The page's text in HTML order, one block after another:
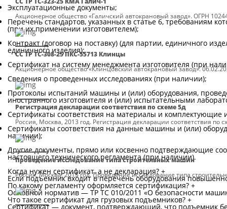
Акционерное общество «Галичский автокрановый завод». ОГРН
СС ТР ТС-308-25 ПКС-55713 Клинцы
Акционерное общество «Клинцовский автокрановый завод».
Регистрация декларации соответствия по схеме 5д
Россия, Москва, 2013 год. Регистрация декларации соответствия по
Проведение исследование типа строительных машин
Россия, Москва, 2013 год. Проведение исследование типа
Эксплуатационные документы;
Перечень стандартов, указанных в статье 6, требованиям
(при их применении изготовителем);
Контракт (договор на поставку) (для партии, единичного
единичного изделия);
Сертификат на систему менеджмента изготовителя (при
Сведения о проведенных исследованиях (при наличии);
Протоколы испытаний машины и (или) оборудования,
иностранного изготовителя и (или) испытательными
Сертификаты соответствия на материалы и
Сертификаты соответствия на данные машины и (или)
наличии);
Другие документы, прямо или косвенно подтверждающие
настоящего технического регламента (при наличии).
Когда нужен сертификат, а не декларация? +
Если подъемник входит в перечень оборудования
По какому регламенту оформляется сертификация? +
Основной норматив — ТР ТС 010/2011 «О безопасности
Что такое сертификат для грузовых подъемников? +
Сертификат — документ, подтверждающий, что подъемник